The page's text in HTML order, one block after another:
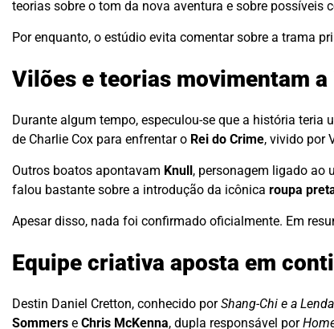
teorias sobre o tom da nova aventura e sobre possíveis
Por enquanto, o estúdio evita comentar sobre a trama
Vilões e teorias movimentam
Durante algum tempo, especulou-se que a história teria
de Charlie Cox para enfrentar o Rei do Crime, vivido por
Outros boatos apontavam Knull, personagem ligado ao
falou bastante sobre a introdução da icônica roupa
Apesar disso, nada foi confirmado oficialmente. Em
Equipe criativa aposta em
Destin Daniel Cretton, conhecido porShang-Chi e a
Sommers e Chris McKenna, dupla responsável por